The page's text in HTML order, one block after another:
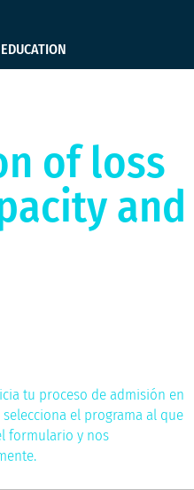
of loss
and
tu proceso de admisión en
selecciona el programa al que
formulario y nos